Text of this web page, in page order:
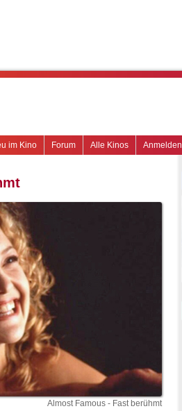
Anmelden
Alle Kinos
Forum
im Kino
Almost Famous - Fast berühmt